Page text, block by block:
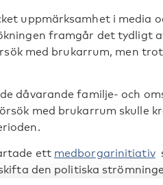
uppmärksamhet i media
framgår det tydligt
med brukarrum, men
dåvarande familje- och
med brukarrum skulle
ett medborgarinitiativ
den politiska